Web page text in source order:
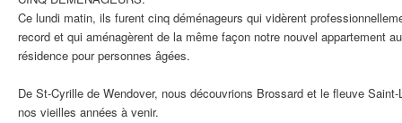
Ce lundi matin, ils furent cinq déménageurs qui vidèrent
record et qui aménagèrent de la même façon notre nouvel appartement
résidence pour personnes âgées.
De St-Cyrille de Wendover, nous découvrions Brossard et le fleuve
nos vieilles années à venir.